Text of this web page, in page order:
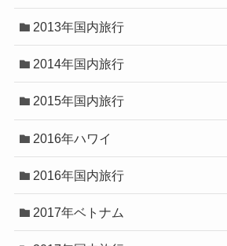
2013年国内旅行
2014年国内旅行
2015年国内旅行
2016年ハワイ
2016年国内旅行
2017年ベトナム